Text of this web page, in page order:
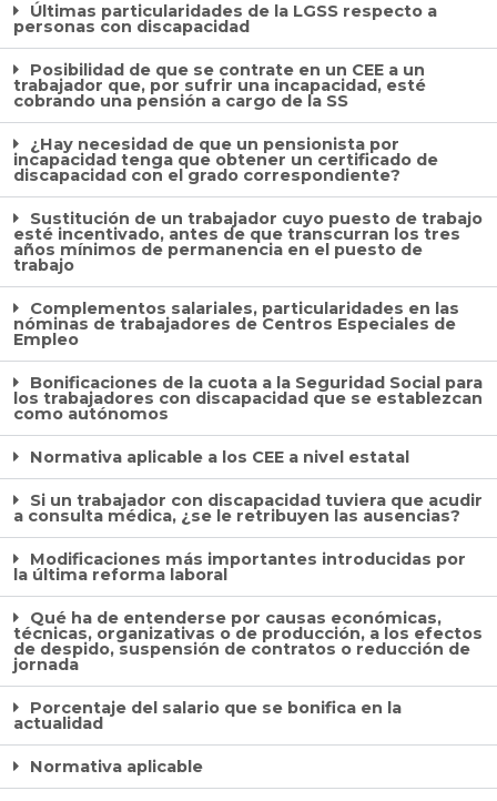
Últimas particularidades de la LGSS respecto a
personas con discapacidad
Posibilidad de que se contrate en un CEE a un
trabajador que, por sufrir una incapacidad, esté
cobrando una pensión a cargo de la SS
¿Hay necesidad de que un pensionista por
incapacidad tenga que obtener un certificado de
discapacidad con el grado correspondiente?
Sustitución de un trabajador cuyo puesto de trabajo
esté incentivado, antes de que transcurran los tres
años mínimos de permanencia en el puesto de
trabajo
Complementos salariales, particularidades en las
nóminas de trabajadores de Centros Especiales de
Empleo
Bonificaciones de la cuota a la Seguridad Social para
los trabajadores con discapacidad que se establezcan
como autónomos
Normativa aplicable a los CEE a nivel estatal
Si un trabajador con discapacidad tuviera que acudir
a consulta médica, ¿se le retribuyen las ausencias?
Modificaciones más importantes introducidas por
la última reforma laboral
Qué ha de entenderse por causas económicas,
técnicas, organizativas o de producción, a los efectos
de despido, suspensión de contratos o reducción de
jornada
Porcentaje del salario que se bonifica en la
actualidad
Normativa aplicable